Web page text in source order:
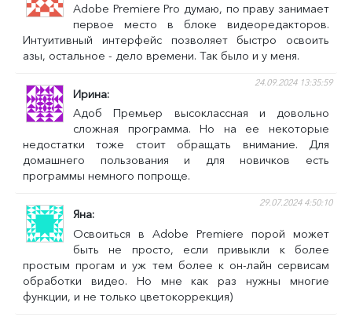
Adobe Premiere Pro думаю, по праву занимает
первое место в блоке видеоредакторов.
Интуитивный интерфейс позволяет быстро освоить
азы, остальное - дело времени. Так было и у меня.
Ирина
24.09.2024 13:35:59
Адоб Премьер высоклассная и довольно
сложная программа. Но на ее некоторые
недостатки тоже стоит обращать внимание. Для
домашнего пользования и для новичков есть
программы немного попроще.
Яна
29.07.2024 4:50:10
Освоиться в Adobe Premiere порой может
быть не просто, если привыкли к более
простым прогам и уж тем более к он-лайн сервисам
обработки видео. Но мне как раз нужны многие
функции, и не только цветокоррекция)